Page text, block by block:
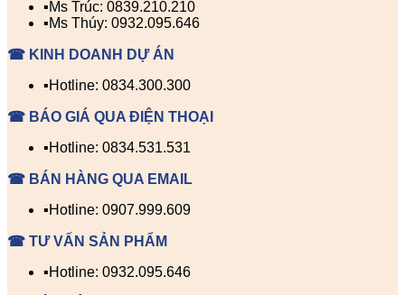
▪️Ms Trúc: 0839.210.210
▪️Ms Thúy: 0932.095.646
☎ KINH DOANH DỰ ÁN
▪️Hotline: 0834.300.300
☎ BÁO GIÁ QUA ĐIỆN THOẠI
▪️Hotline: 0834.531.531
☎ BÁN HÀNG QUA EMAIL
▪️Hotline: 0907.999.609
☎ TƯ VẤN SẢN PHẨM
▪️Hotline: 0932.095.646